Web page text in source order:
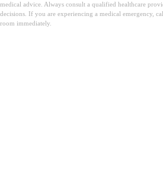
medical advice. Always consult a qualified healthcare
decisions. If you are experiencing a medical emergency,
room immediately.